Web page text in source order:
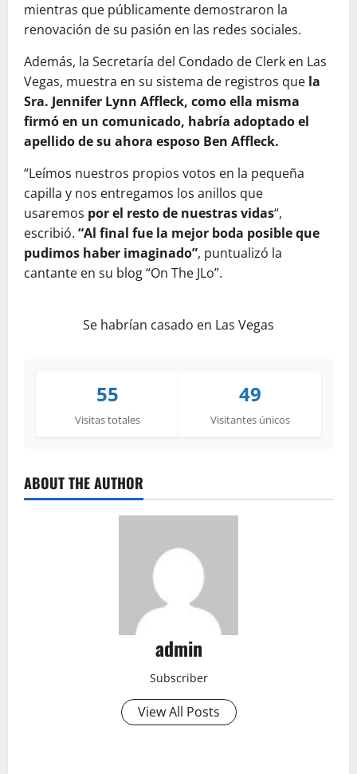
mientras que públicamente demostraron la
renovación de su pasión en las redes sociales.
Además, la Secretaría del Condado de Clerk en Las
Vegas, muestra en su sistema de registros que la
Sra. Jennifer Lynn Affleck, como ella misma
firmó en un comunicado, habría adoptado el
apellido de su ahora esposo Ben Affleck.
“Leímos nuestros propios votos en la pequeña
capilla y nos entregamos los anillos que
usaremos por el resto de nuestras vidas“,
escribió. “Al final fue la mejor boda posible que
pudimos haber imaginado”, puntualizó la
cantante en su blog “On The JLo”.
Se habrían casado en Las Vegas
55
Visitas totales
49
Visitantes únicos
ABOUT THE AUTHOR
admin
Subscriber
View All Posts